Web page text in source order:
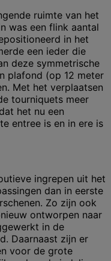
ruimte van het
was een flink aantal
in het
een ieder die
deze symmetrische
plafond (op 12 meter
Met het verplaatsen
tourniquets meer
het nu een
entree is en in ere is
ingrepen uit het
dan in eerste
Zo zijn ook
ontworpen naar
in de
Daarnaast zijn er
voor de grote